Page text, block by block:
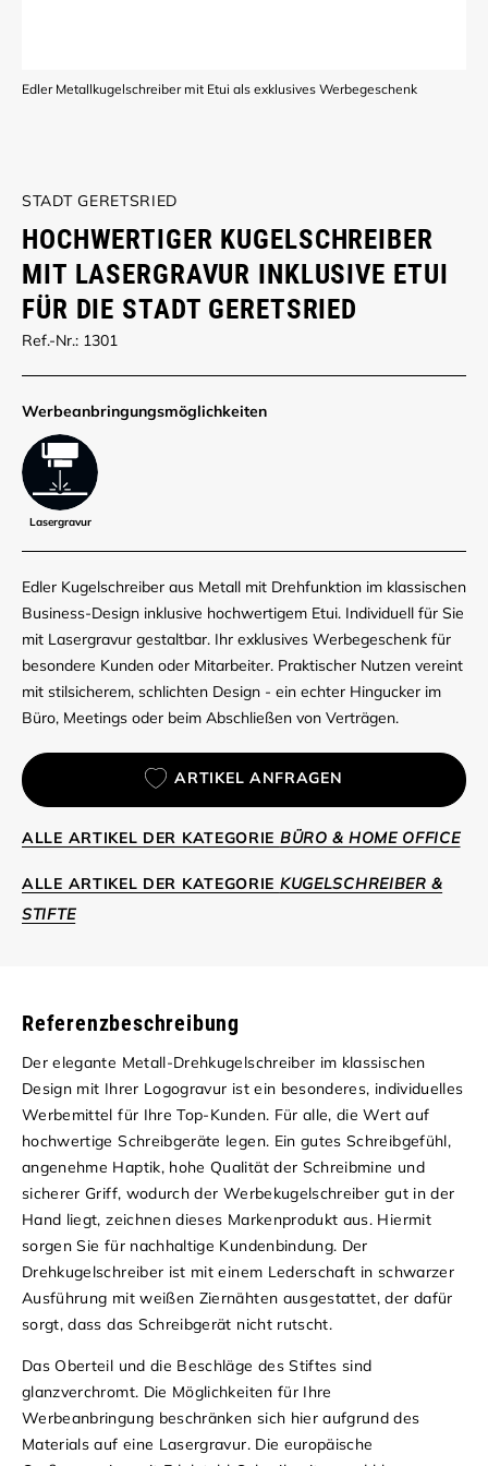
Edler Metallkugelschreiber mit Etui als exklusives Werbegeschenk
STADT GERETSRIED
HOCHWERTIGER KUGELSCHREIBER
MIT LASERGRAVUR INKLUSIVE ETUI
FÜR DIE STADT GERETSRIED
Ref.-Nr.: 1301
Werbe­anbringungs­möglich­keiten
Lasergravur
Edler Kugelschreiber aus Metall mit Drehfunktion im klassischen
Business-Design inklusive hochwertigem Etui. Individuell für Sie
mit Lasergravur gestaltbar. Ihr exklusives Werbegeschenk für
besondere Kunden oder Mitarbeiter. Praktischer Nutzen vereint
mit stilsicherem, schlichten Design - ein echter Hingucker im
Büro, Meetings oder beim Abschließen von Verträgen.
ARTIKEL ANFRAGEN
ALLE ARTIKEL DER KATEGORIE BÜRO & HOME OFFICE
ALLE ARTIKEL DER KATEGORIE KUGELSCHREIBER &
STIFTE
Referenzbeschreibung
Der elegante Metall-Drehkugelschreiber im klassischen
Design mit Ihrer Logogravur ist ein besonderes, individuelles
Werbemittel für Ihre Top-Kunden. Für alle, die Wert auf
hochwertige Schreibgeräte legen. Ein gutes Schreibgefühl,
angenehme Haptik, hohe Qualität der Schreibmine und
sicherer Griff, wodurch der Werbekugelschreiber gut in der
Hand liegt, zeichnen dieses Markenprodukt aus. Hiermit
sorgen Sie für nachhaltige Kundenbindung. Der
Drehkugelschreiber ist mit einem Lederschaft in schwarzer
Ausführung mit weißen Ziernähten ausgestattet, der dafür
sorgt, dass das Schreibgerät nicht rutscht.
Das Oberteil und die Beschläge des Stiftes sind
glanzverchromt. Die Möglichkeiten für Ihre
Werbeanbringung beschränken sich hier aufgrund des
Materials auf eine Lasergravur. Die europäische